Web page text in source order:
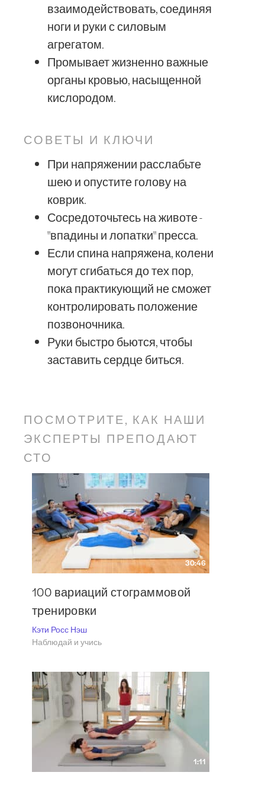
взаимодействовать, соединяя
ноги и руки с силовым
агрегатом.
Промывает жизненно важные
органы кровью, насыщенной
кислородом.
СОВЕТЫ И КЛЮЧИ
При напряжении расслабьте
шею и опустите голову на
коврик.
Сосредоточьтесь на животе -
"впадины и лопатки" пресса.
Если спина напряжена, колени
могут сгибаться до тех пор,
пока практикующий не сможет
контролировать положение
позвоночника.
Руки быстро бьются, чтобы
заставить сердце биться.
ПОСМОТРИТЕ, КАК НАШИ
ЭКСПЕРТЫ ПРЕПОДАЮТ
СТО
30:46
100 вариаций стограммовой
тренировки
Кэти Росс Нэш
Наблюдай и учись
1:11